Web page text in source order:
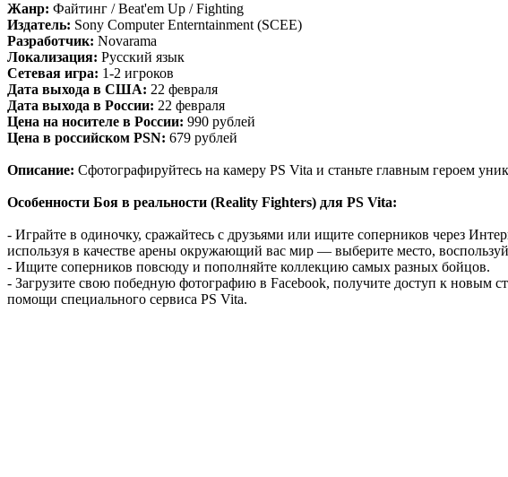
Жанр: Файтинг / Beat'em Up / Fighting
Издатель: Sony Computer Enterntainment (SCEE)
Разработчик: Novarama
Локализация: Русский язык
Сетевая игра: 1-2 игроков
Дата выхода в США: 22 февраля
Дата выхода в России: 22 февраля
Цена на носителе в России: 990 рублей
Цена в российском PSN: 679 рублей
Описание: Сфотографируйтесь на камеру PS Vita и станьте главным героем
Особенности Боя в реальности (Reality Fighters) для PS Vita:
- Играйте в одиночку, сражайтесь с друзьями или ищите соперников через
используя в качестве арены окружающий вас мир — выберите место,
- Ищите соперников повсюду и пополняйте коллекцию самых разных бойцов.
- Загрузите свою победную фотографию в Facebook, получите доступ к новым
помощи специального сервиса PS Vita.